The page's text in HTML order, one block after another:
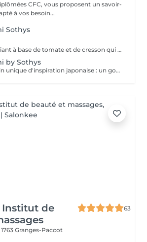
CFC, vous proposent un savoir-
à vos besoin...
Sothys
Un gommage exfoliant à base de tomate et de cresson qui élimine les cellules morte de la peau, laissant votre peau douce, lisse, soyeuse et revitalisée. Idéal pour préparer la peau à d'autre traitements ou pour une sensation de fraîcheur renouvelée. Idéal avant les vacances au soleil et au retour pour préparer la peau au soleil ainsi que pour préserver un bronzage sublime. Peut se combiner au massage relaxant pour hydrater, nourrir et assouplir la peau en profondeur.
by Sothys
Un protocole de soin unique d'inspiration japonaise : un gommage à base de poudre de riz et d'enzymes pour une exfoliation douce qui débarrasse des cellules mortes. Vous bénéficierez d'un massage spécifique des pieds pendant 20 minutes lorsque le gommage aura été appliqué sur le corps et l'exfoliation se terminera au gants. Massage spécifique de tout le corps au beurre de Karité pour un rituel ressourçant et nourrissant aux notes aériennes de fleur de lotus et cerisier.
Institut de
63
1763 Granges-Paccot